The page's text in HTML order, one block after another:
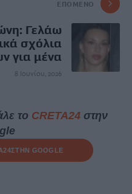
ΕΠΌΜΕΝΟ
Γελάω
σχόλια
για μένα
8 Ιουνίου, 2026
το CRETA24στην
ΣΤΗΝ GOOGLE